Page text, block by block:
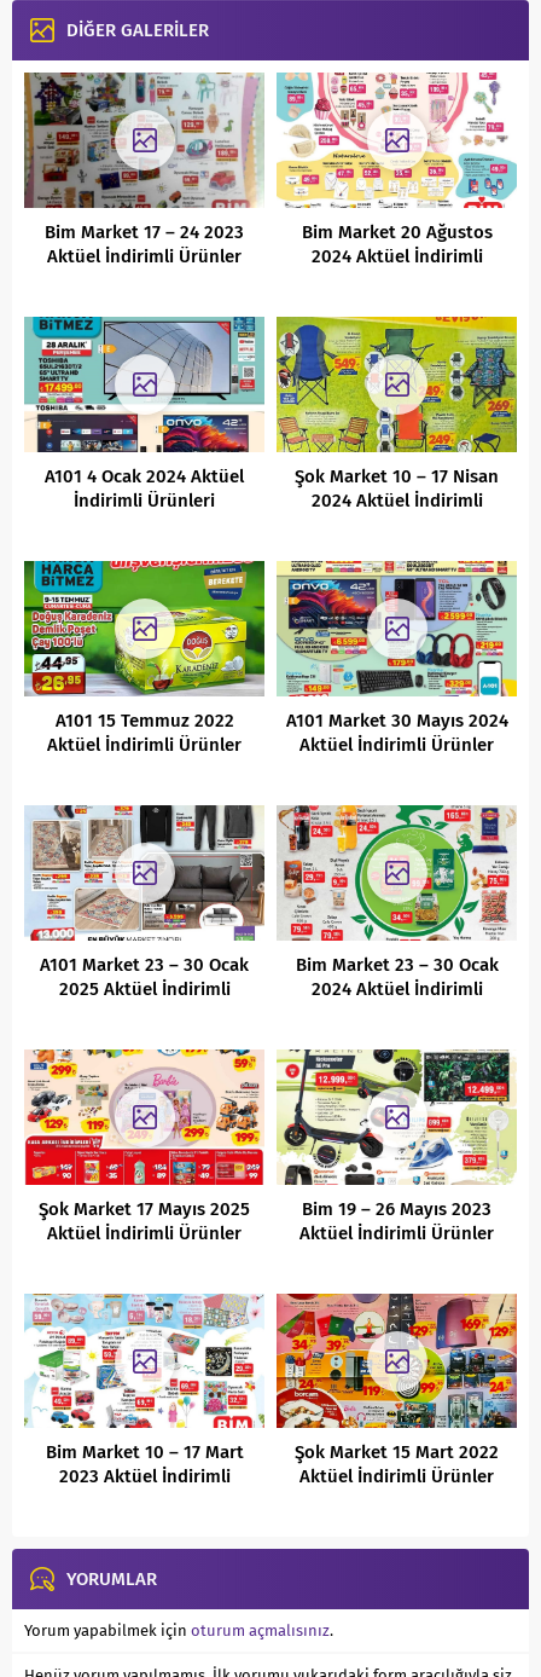
DİĞER GALERİLER
Bim Market 17 – 24 2023
Aktüel İndirimli Ürünler
Bim Market 20 Ağustos
2024 Aktüel İndirimli
A101 4 Ocak 2024 Aktüel
İndirimli Ürünleri
Şok Market 10 – 17 Nisan
2024 Aktüel İndirimli
A101 15 Temmuz 2022
Aktüel İndirimli Ürünler
A101 Market 30 Mayıs 2024
Aktüel İndirimli Ürünler
A101 Market 23 – 30 Ocak
2025 Aktüel İndirimli
Bim Market 23 – 30 Ocak
2024 Aktüel İndirimli
Şok Market 17 Mayıs 2025
Aktüel İndirimli Ürünler
Bim 19 – 26 Mayıs 2023
Aktüel İndirimli Ürünler
Bim Market 10 – 17 Mart
2023 Aktüel İndirimli
Şok Market 15 Mart 2022
Aktüel İndirimli Ürünler
YORUMLAR
Yorum yapabilmek için oturum açmalısınız.